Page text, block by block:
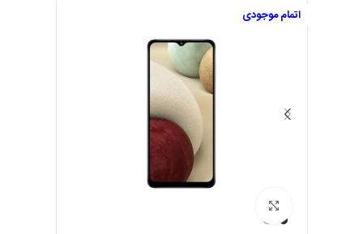
اتمام موجودی